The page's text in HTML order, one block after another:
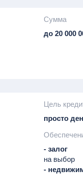
Сумма
до 20 000
Цель
просто
- залог
на выбор
-